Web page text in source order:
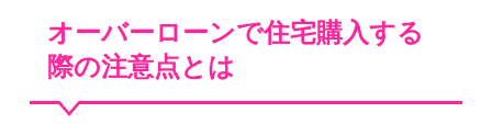
オーバーローンで住宅購入する
際の注意点とは